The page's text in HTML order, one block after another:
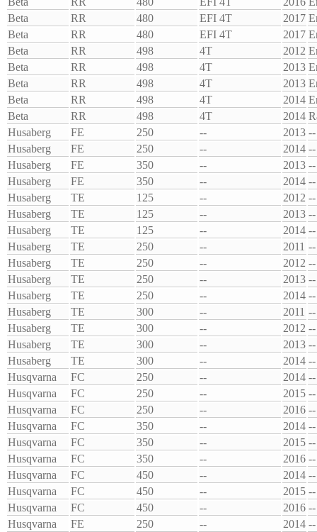
Beta
RR 480 EFI 4T 2017
Beta
RR 480 EFI 4T 2017
Beta
RR 498 4T 2012
Beta
RR 498 4T 2013
Beta
RR 498 4T 2013
Beta
RR 498 4T 2014
Beta
RR 498 4T 2014
Husaberg
FE 250 -- 2013 --
Husaberg
FE 250 -- 2014 --
Husaberg
FE 350 -- 2013 --
Husaberg
FE 350 -- 2014 --
Husaberg
TE 125 -- 2012 --
Husaberg
TE 125 -- 2013 --
Husaberg
TE 125 -- 2014 --
Husaberg
TE 250 -- 2011 --
Husaberg
TE 250 -- 2012 --
Husaberg
TE 250 -- 2013 --
Husaberg
TE 250 -- 2014 --
Husaberg
TE 300 -- 2011 --
Husaberg
TE 300 -- 2012 --
Husaberg
TE 300 -- 2013 --
Husaberg
TE 300 -- 2014 --
Husqvarna
FC 250 -- 2014 --
Husqvarna
FC 250 -- 2015 --
Husqvarna
FC 250 -- 2016 --
Husqvarna
FC 350 -- 2014 --
Husqvarna
FC 350 -- 2015 --
Husqvarna
FC 350 -- 2016 --
Husqvarna
FC 450 -- 2014 --
Husqvarna
FC 450 -- 2015 --
Husqvarna
FC 450 -- 2016 --
Husqvarna
FE 250 -- 2014 --